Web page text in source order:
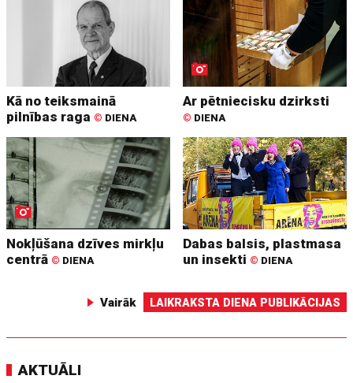
Kā no teiksmainā
pilnības raga © DIENA
Ar pētniecisku dzirksti
© DIENA
Nokļūšana dzīves mirkļu
centrā © DIENA
Dabas balsis, plastmasa
un insekti © DIENA
Vairāk LAIKRAKSTA DIENA PUBLIKĀCIJAS
AKTUĀLI